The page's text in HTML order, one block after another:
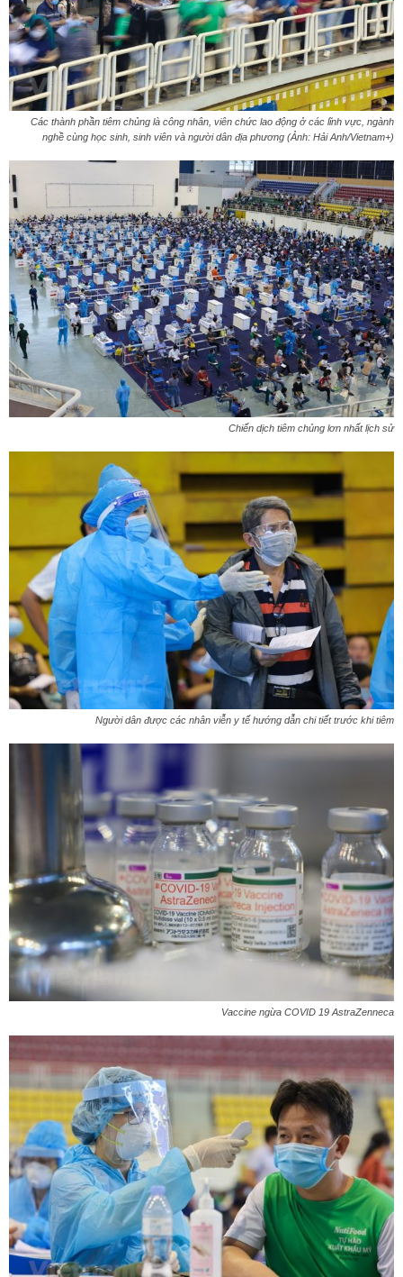
Các thành phần tiêm chủng là công nhân, viên chức lao động ở các lĩnh vực, ngành
nghề cùng học sinh, sinh viên và người dân địa phương (Ảnh: Hải Anh/Vietnam+)
Chiến dịch tiêm chủng lơn nhất lịch sử
Người dân được các nhân viễn y tế hướng dẫn chi tiết trước khi tiêm
Vaccine ngừa COVID 19 AstraZenneca